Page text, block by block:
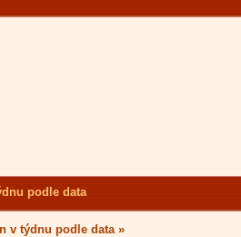
podle data
v týdnu podle data »